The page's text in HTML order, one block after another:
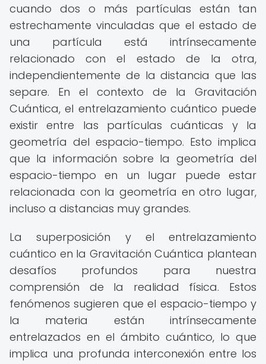
cuando dos o más partículas están tan
estrechamente vinculadas que el estado de
una partícula está intrínsecamente
relacionado con el estado de la otra,
independientemente de la distancia que las
separe. En el contexto de la Gravitación
Cuántica, el entrelazamiento cuántico puede
existir entre las partículas cuánticas y la
geometría del espacio-tiempo. Esto implica
que la información sobre la geometría del
espacio-tiempo en un lugar puede estar
relacionada con la geometría en otro lugar,
incluso a distancias muy grandes.
La superposición y el entrelazamiento
cuántico en la Gravitación Cuántica plantean
desafíos profundos para nuestra
comprensión de la realidad física. Estos
fenómenos sugieren que el espacio-tiempo y
la materia están intrínsecamente
entrelazados en el ámbito cuántico, lo que
implica una profunda interconexión entre los